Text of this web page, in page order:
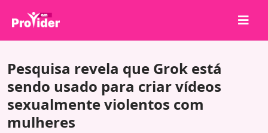
Sobre nós
Entrar
Cadastrar-se
Pesquisa revela que Grok está
sendo usado para criar vídeos
sexualmente violentos com
mulheres